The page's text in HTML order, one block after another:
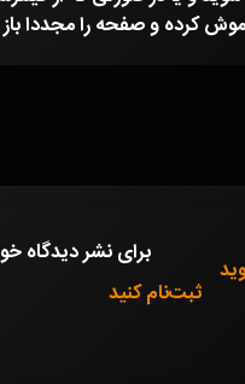
کرده و صفحه را مجددا باز
برای نشر دیدگاه
ثبت‌نام کنید